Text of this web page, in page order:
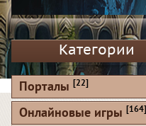
Категории
Порталы [22]
Онлайновые игры [164]